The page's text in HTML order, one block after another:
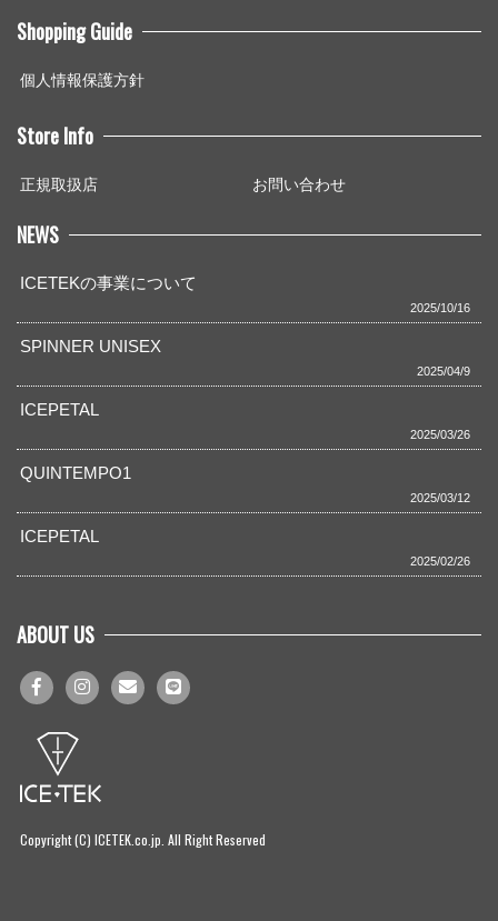
Shopping Guide
個人情報保護方針
Store Info
正規取扱店 お問い合わせ
NEWS
ICETEKの事業について
2025/10/16
SPINNER UNISEX
2025/04/9
ICEPETAL
2025/03/26
QUINTEMPO1
2025/03/12
ICEPETAL
2025/02/26
ABOUT US
Copyright (C) ICETEK.co.jp. All Right Reserved